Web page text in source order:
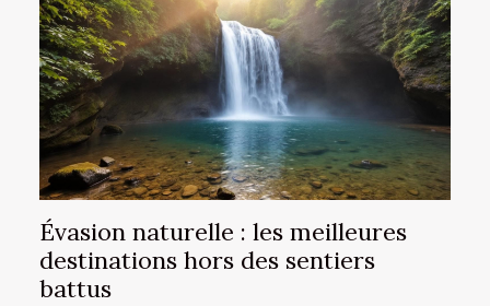
Évasion naturelle : les meilleures
destinations hors des sentiers
battus